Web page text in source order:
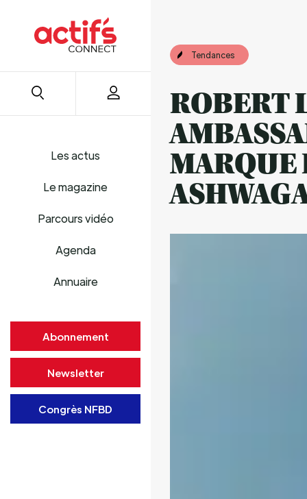
Les actus
Le magazine
Parcours vidéo
Agenda
Annuaire
Abonnement
Newsletter
Congrès NFBD
Tendances
ROBERT
MARQUE